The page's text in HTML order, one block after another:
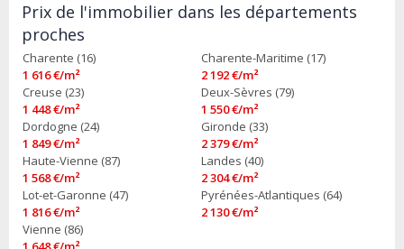
Prix de l'immobilier dans les départements
proches
Charente (16)
1 616 €/m²
Charente-Maritime (17)
2 192 €/m²
Creuse (23)
1 448 €/m²
Deux-Sèvres (79)
1 550 €/m²
Dordogne (24)
1 849 €/m²
Gironde (33)
2 379 €/m²
Haute-Vienne (87)
1 568 €/m²
Landes (40)
2 304 €/m²
Lot-et-Garonne (47)
1 816 €/m²
Pyrénées-Atlantiques (64)
2 130 €/m²
Vienne (86)